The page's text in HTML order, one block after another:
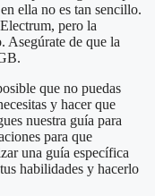
ella no es tan sencillo.
pero la
Asegúrate de que la
que no puedas
y hacer que
nuestra guía para
para que
una guía específica
habilidades y hacerlo